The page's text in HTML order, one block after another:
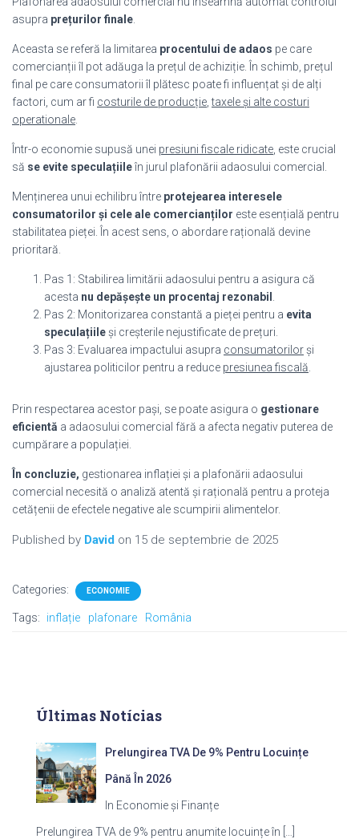
asupra prețurilor finale
Aceasta se referă la limitarea procentului de adaos pe care
comercianții îl pot adăuga la prețul de achiziție. În schimb, prețul
final pe care consumatorii îl plătesc poate fi influențat și de alți
factori, cum ar fi costurile de producție ,taxele și alte costuri
operationale
Într-o economie supusă unei presiuni fiscale ridicate , este crucial
să se evite speculațiileîn jurul plafonării adaosului comercial.
Menținerea unui echilibru între protejearea interesele
consumatorilor și cele ale comercianților este esențială pentru
stabilitatea pieței. În acest sens, o abordare rațională devine
prioritară.
Pas 1: Stabilirea limitării adaosului pentru a asigura că
acesta nu depășește un procentaj rezonabil
Pas 2: Monitorizarea constantă a pieței pentru a evita
speculațiileși creșterile nejustificate de prețuri.
Pas 3: Evaluarea impactului asupra consumatorilorși
ajustarea politicilor pentru a reduce presiunea fiscală
Prin respectarea acestor pași, se poate asigura o gestionare
eficientă a adaosului comercial fără a afecta negativ puterea de
cumpărare a populației.
În concluzie, gestionarea inflației și a plafonării adaosului
comercial necesită o analiză atentă și rațională pentru a proteja
cetățenii de efectele negative ale scumpirii alimentelor.
Published by David on 15 de septembrie de 2025
Categories: ECONOMIE
Tags: inflație plafonare România
Últimas Notícias
Prelungirea TVA De 9% Pentru Locuințe
Până În 2026
In Economie și Finanțe
Prelungirea TVA de 9% pentru anumite locuințe în